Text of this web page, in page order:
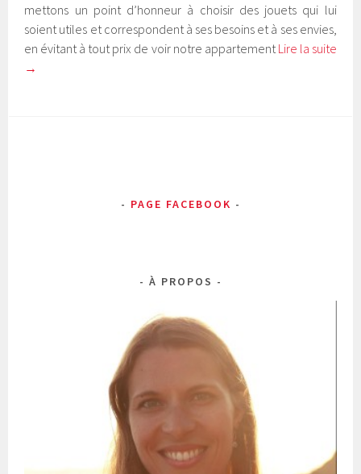
mettons un point d’honneur à choisir des jouets qui lui
soient utiles et correspondent à ses besoins et à ses envies,
en évitant à tout prix de voir notre appartement Lire la suite
→
PAGE FACEBOOK
À PROPOS